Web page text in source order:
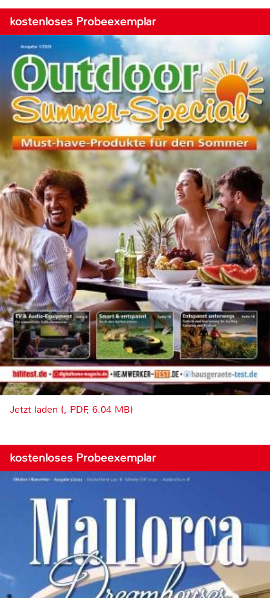
kostenloses Probeexemplar
Jetzt laden (, PDF, 6.04 MB)
kostenloses Probeexemplar